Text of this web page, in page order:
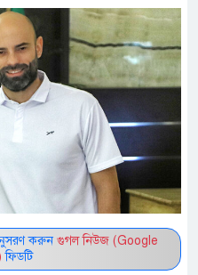
করুন গুগল নিউজ (Google
ফিডটি